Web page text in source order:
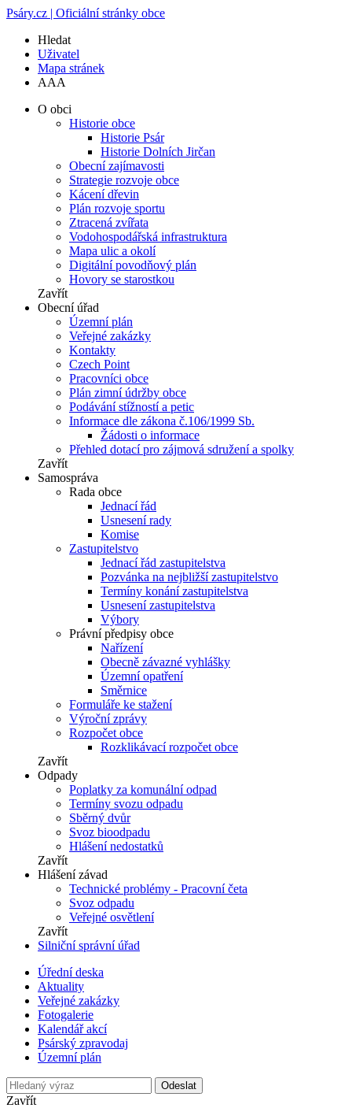
Psáry.cz | Oficiální stránky obce
Hledat
Uživatel
Mapa stránek
AAA
O obci
Historie obce
Historie Psár
Historie Dolních Jirčan
Obecní zajímavosti
Strategie rozvoje obce
Kácení dřevin
Plán rozvoje sportu
Ztracená zvířata
Vodohospodářská infrastruktura
Mapa ulic a okolí
Digitální povodňový plán
Hovory se starostkou
Zavřít
Obecní úřad
Územní plán
Veřejné zakázky
Kontakty
Czech Point
Pracovníci obce
Plán zimní údržby obce
Podávání stížností a petic
Informace dle zákona č.106/1999 Sb.
Žádosti o informace
Přehled dotací pro zájmová sdružení a spolky
Zavřít
Samospráva
Rada obce
Jednací řád
Usnesení rady
Komise
Zastupitelstvo
Jednací řád zastupitelstva
Pozvánka na nejbližší zastupitelstvo
Termíny konání zastupitelstva
Usnesení zastupitelstva
Výbory
Právní předpisy obce
Nařízení
Obecně závazné vyhlášky
Územní opatření
Směrnice
Formuláře ke stažení
Výroční zprávy
Rozpočet obce
Rozklikávací rozpočet obce
Zavřít
Odpady
Poplatky za komunální odpad
Termíny svozu odpadu
Sběrný dvůr
Svoz bioodpadu
Hlášení nedostatků
Zavřít
Hlášení závad
Technické problémy - Pracovní četa
Svoz odpadu
Veřejné osvětlení
Zavřít
Silniční správní úřad
Úřední deska
Aktuality
Veřejné zakázky
Fotogalerie
Kalendář akcí
Psárský zpravodaj
Územní plán
Odeslat
Zavřít